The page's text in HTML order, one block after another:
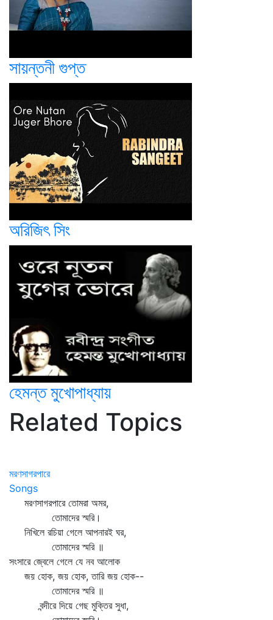
সায়ন্তনী গুপ্ত
অরিজিৎ সিং
হেমন্ত মুখোপাধ্যায়
Related Topics
মরণসাগরপারে
Songs
মরণসাগরপারে তোমরা অমর,
তোমাদের স্মরি।
নিখিলে রচিয়া গেলে আপনারই ঘর,
তোমাদের স্মরি ॥
সংসারে জ্বেলে গেলে যে নব আলোক
জয় হোক, জয় হোক, তারি জয় হোক--
তোমাদের স্মরি ॥
বন্দীরে দিয়ে গেছ মুক্তির সুধা,